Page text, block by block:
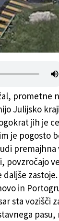
prometne
Julijsko
jih je
je pogosto
premajhna
povzročajo
in
sta vozišči